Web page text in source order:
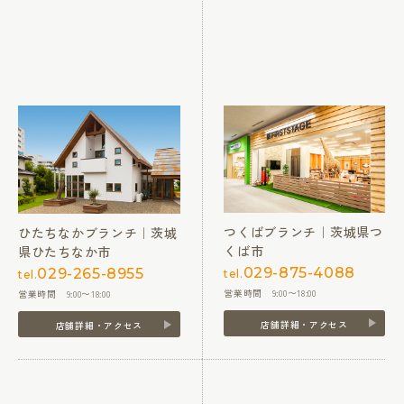
ひたちなかブランチ｜茨城
県ひたちなか市
tel.029-265-8955
営業時間 9:00〜18:00
店舗詳細・アクセス
つくばブランチ｜茨城県つ
くば市
tel. 029-875-4088
営業時間 9:00〜18:00
店舗詳細・アクセス